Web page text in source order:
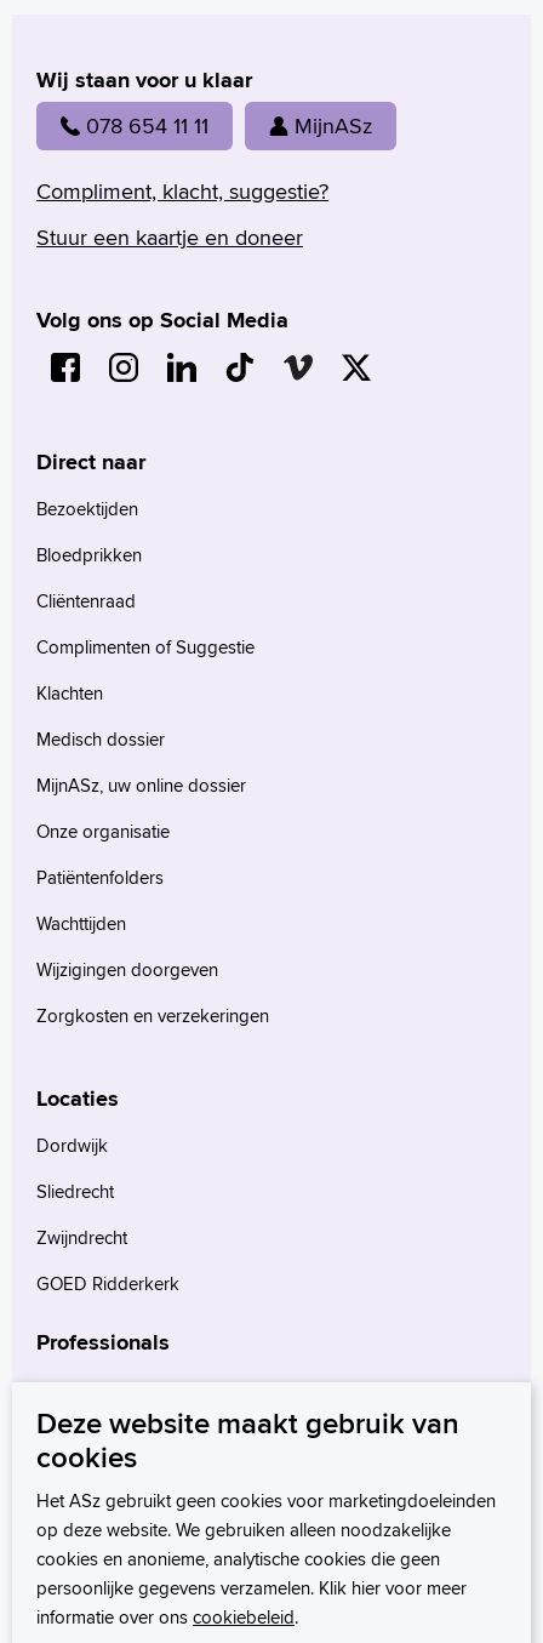
Wij staan voor u klaar
078 654 11 11 MijnASz
Compliment, klacht, suggestie?
Stuur een kaartje en doneer
Volg ons op Social Media
Direct naar
Bezoektijden
Bloedprikken
Cliëntenraad
Complimenten of Suggestie
Klachten
Medisch dossier
MijnASz, uw online dossier
Onze organisatie
Patiëntenfolders
Wachttijden
Wijzigingen doorgeven
Zorgkosten en verzekeringen
Locaties
Dordwijk
Sliedrecht
Zwijndrecht
GOED Ridderkerk
Professionals
Verwijzers
Wetenschappelijk onderzoek
Deze website maakt gebruik van
cookies
Het ASz gebruikt geen cookies voor marketingdoeleinden
op deze website. We gebruiken alleen noodzakelijke
cookies en anonieme, analytische cookies die geen
persoonlijke gegevens verzamelen. Klik hier voor meer
informatie over onscookiebeleid.